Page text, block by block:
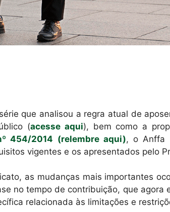
que analisou a regra atual de
(acesse aqui), bem como a
454/2014 (relembre aqui), o Anffa
vigentes e os apresentados pelo
as mudanças mais importantes
no tempo de contribuição, que agora
relacionada às limitações e